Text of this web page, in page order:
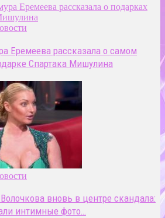
Еремеева рассказала о самом
Спартака Мишулина
вновь в центре скандала:
интимные фото…